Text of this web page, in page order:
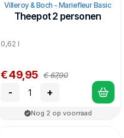
Villeroy & Boch - Mariefleur Basic
Theepot 2 personen
0,62 l
€ 49,95 € 67,90
- +
Nog 2 op voorraad